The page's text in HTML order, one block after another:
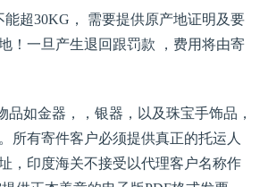
能超30KG， 需要提供原产地证明及要
！一旦产生退回跟罚款 ，费用将由寄
品如金器，，银器，以及珠宝手饰品，
所有寄件客户必须提供真正的托运人
，印度海关不接受以代理客户名称作